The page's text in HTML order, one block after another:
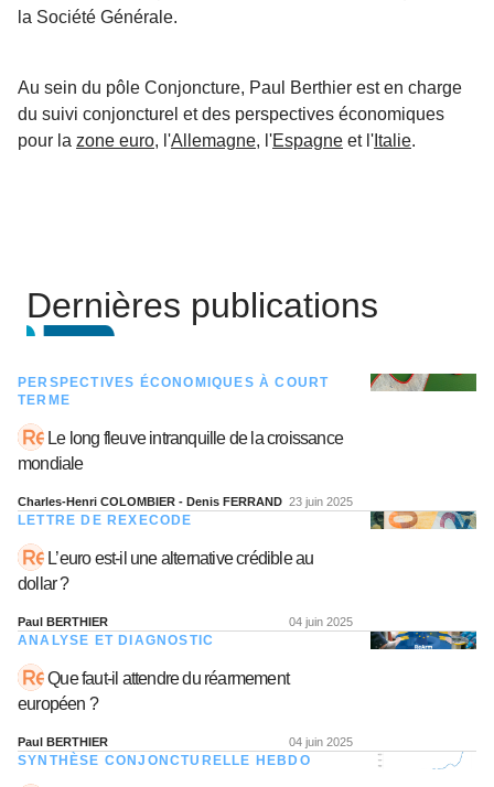
la Société Générale.
Au sein du pôle Conjoncture, Paul Berthier est en charge
du suivi conjoncturel et des perspectives économiques
pour la zone euro, l'Allemagne, l'Espagne et l' Italie.
Dernières publications
PERSPECTIVES ÉCONOMIQUES À COURT
TERME
Le long fleuve intranquille de la croissance
mondiale
Charles-Henri COLOMBIER - Denis FERRAND 23 juin 2025
LETTRE DE REXECODE
L’euro est-il une alternative crédible au
dollar ?
Paul BERTHIER 04 juin 2025
ANALYSE ET DIAGNOSTIC
Que faut-il attendre du réarmement
européen ?
Paul BERTHIER 04 juin 2025
SYNTHÈSE CONJONCTURELLE HEBDO